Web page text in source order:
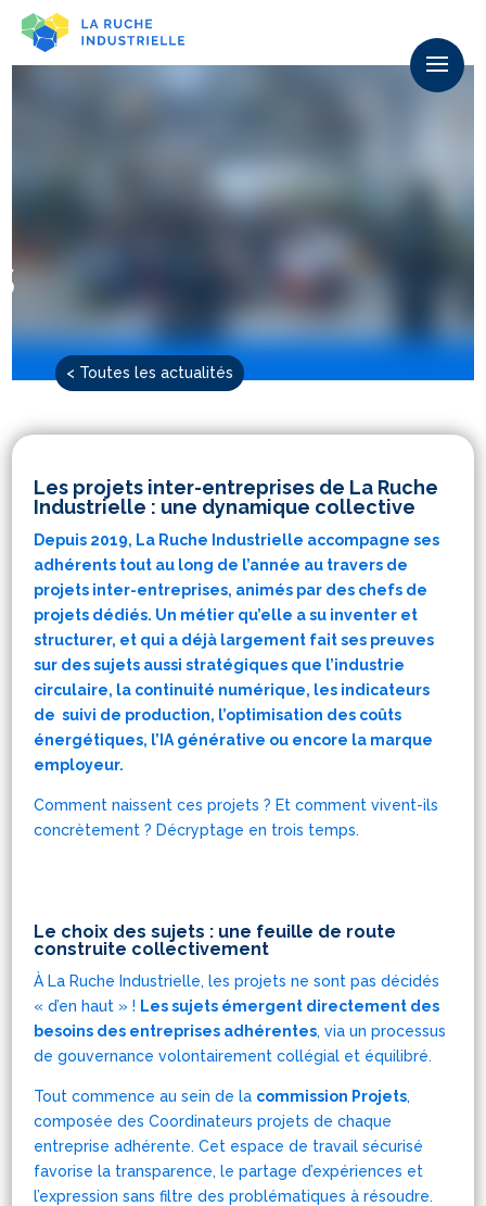
,
< Toutes les actualités
Les projets inter-entreprises de La Ruche
Industrielle : une dynamique collective
Depuis 2019, La Ruche Industrielle accompagne ses
adhérents tout au long de l’année au travers de
projets inter-entreprises, animés par des chefs de
projets dédiés. Un métier qu’elle a su inventer et
structurer, et qui a déjà largement fait ses preuves
sur des sujets aussi stratégiques que l’industrie
circulaire, la continuité numérique, les indicateurs
de suivi de production, l’optimisation des coûts
énergétiques, l’IA générative ou encore la marque
employeur.
Comment naissent ces projets ? Et comment vivent-ils
concrètement ? Décryptage en trois temps.
Le choix des sujets : une feuille de route
construite collectivement
À La Ruche Industrielle, les projets ne sont pas décidés
« d’en haut » ! Les sujets émergent directement des
besoins des entreprises adhérentes, via un processus
de gouvernance volontairement collégial et équilibré.
Tout commence au sein de la commission Projets,
composée des Coordinateurs projets de chaque
entreprise adhérente. Cet espace de travail sécurisé
favorise la transparence, le partage d’expériences et
l’expression sans filtre des problématiques à résoudre.